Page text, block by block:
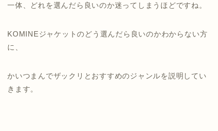
一体、どれを選んだら良いのか迷ってしまうほどですね。
KOMINEジャケットのどう選んだら良いのかわからない方
に、
かいつまんでザックリとおすすめのジャンルを説明してい
きます。